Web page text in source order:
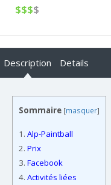
$$$$
Description Details
Sommaire [masquer]
1. Alp-Paintball
2. Prix
3. Facebook
4. Activités liées